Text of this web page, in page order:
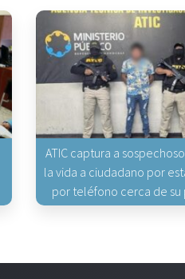
ATIC captura a
la vida a ciudadano por
por teléfono cerca de